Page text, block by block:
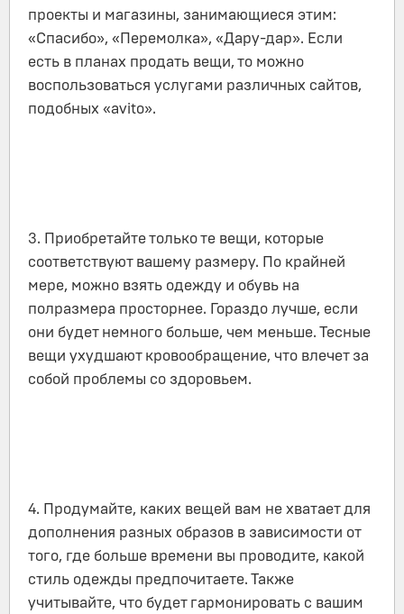
проекты и магазины, занимающиеся этим:
«Спасибо», «Перемолка», «Дару-дар». Если
есть в планах продать вещи, то можно
воспользоваться услугами различных сайтов,
подобных «avito».
3. Приобретайте только те вещи, которые
соответствуют вашему размеру. По крайней
мере, можно взять одежду и обувь на
полразмера просторнее. Гораздо лучше, если
они будет немного больше, чем меньше. Тесные
вещи ухудшают кровообращение, что влечет за
собой проблемы со здоровьем.
4. Продумайте, каких вещей вам не хватает для
дополнения разных образов в зависимости от
того, где больше времени вы проводите, какой
стиль одежды предпочитаете. Также
учитывайте, что будет гармонировать с вашим